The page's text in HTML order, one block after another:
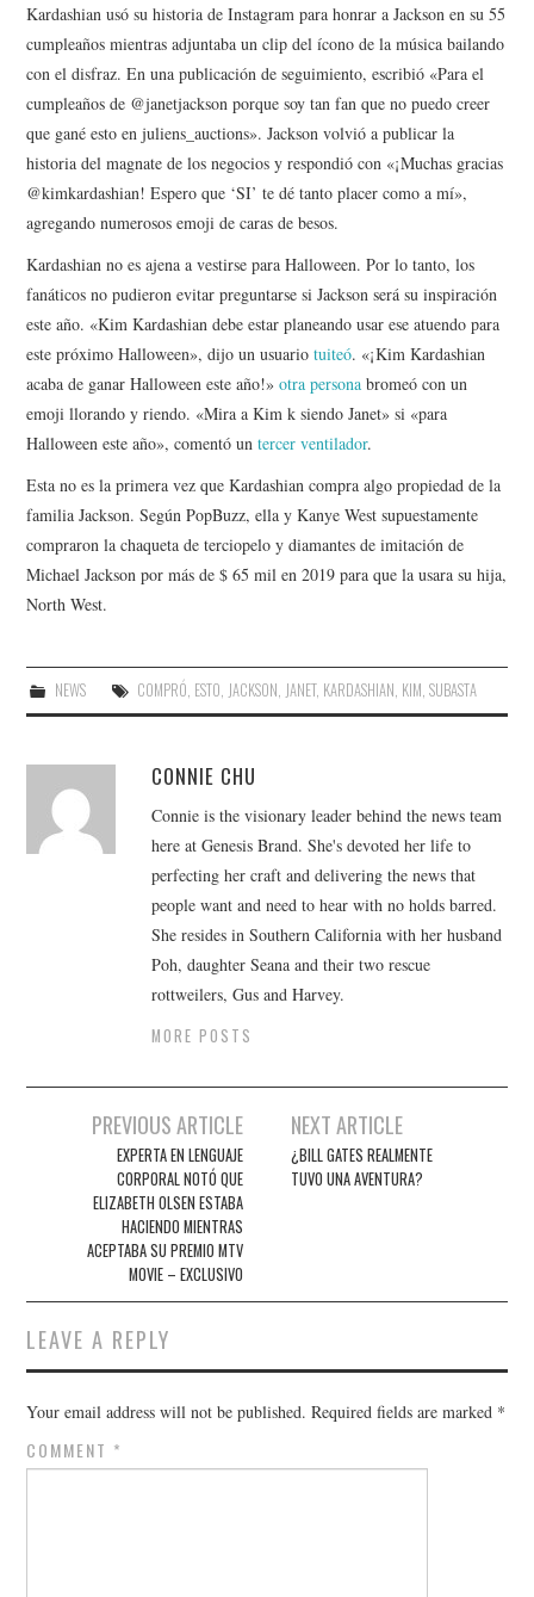
Kardashian usó su historia de Instagram para honrar a Jackson en su 55
cumpleaños mientras adjuntaba un clip del ícono de la música bailando
con el disfraz. En una publicación de seguimiento, escribió «Para el
cumpleaños de @janetjackson porque soy tan fan que no puedo creer
que gané esto en juliens_auctions». Jackson volvió a publicar la
historia del magnate de los negocios y respondió con «¡Muchas gracias
@kimkardashian! Espero que ‘SI’ te dé tanto placer como a mí»,
agregando numerosos emoji de caras de besos.
Kardashian no es ajena a vestirse para Halloween. Por lo tanto, los
fanáticos no pudieron evitar preguntarse si Jackson será su inspiración
este año. «Kim Kardashian debe estar planeando usar ese atuendo para
este próximo Halloween», dijo un usuariotuiteó. «¡Kim Kardashian
acaba de ganar Halloween este año!»otra persona bromeó con un
emoji llorando y riendo. «Mira a Kim k siendo Janet» si «para
Halloween este año», comentó untercer ventilador.
Esta no es la primera vez que Kardashian compra algo propiedad de la
familia Jackson. Según PopBuzz, ella y Kanye West supuestamente
compraron la chaqueta de terciopelo y diamantes de imitación de
Michael Jackson por más de $ 65 mil en 2019 para que la usara su hija,
North West.
NEWS COMPRÓ ESTO JACKSON JANET, KARDASHIAN KIM SUBASTA
CONNIE CHU
Connie is the visionary leader behind the news team
here at Genesis Brand. She's devoted her life to
perfecting her craft and delivering the news that
people want and need to hear with no holds barred.
She resides in Southern California with her husband
Poh, daughter Seana and their two rescue
rottweilers, Gus and Harvey.
MORE POSTS
navigation
PREVIOUS ARTICLE
EXPERTA EN LENGUAJE
CORPORAL NOTÓ QUE
ELIZABETH OLSEN ESTABA
HACIENDO MIENTRAS
ACEPTABA SU PREMIO MTV
MOVIE – EXCLUSIVO
NEXT ARTICLE
¿BILL GATES REALMENTE
TUVO UNA AVENTURA?
LEAVE A REPLY
Your email address will not be published. Required fields are marked *
COMMENT *